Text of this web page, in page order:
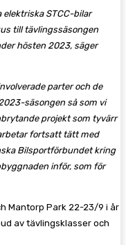
elektriska STCC-bilar
till tävlingssäsongen
hösten 2023, säger
parter och de
säsongen så som vi
projekt som tyvärr
fortsatt tätt med
Bilsportförbundet kring
inför, som för
Mantorp Park 22-23/9 i år
av tävlingsklasser och